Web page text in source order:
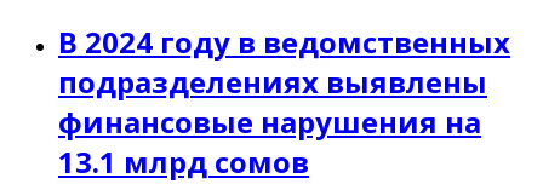
В 2024 году в ведомственных
подразделениях выявлены
финансовые нарушения на
13.1 млрд сомов